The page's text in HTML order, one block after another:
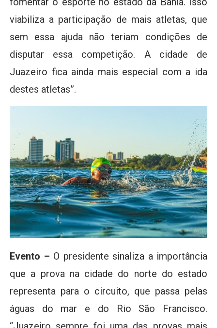
viabiliza a participação de mais atletas, que
sem essa ajuda não teriam condições de
disputar essa competição. A cidade de
Juazeiro fica ainda mais especial com a ida
destes atletas”.
Evento – O presidente sinaliza a importância
que a prova na cidade do norte do estado
representa para o circuito, que passa pelas
águas do mar e do Rio São Francisco.